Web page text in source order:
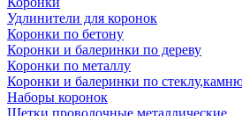
Удлинители для коронок
Коронки по бетону
Коронки и балеринки по дереву
Коронки по металлу
Коронки и балеринки по
Наборы коронок
Щетки проволочные,металлические